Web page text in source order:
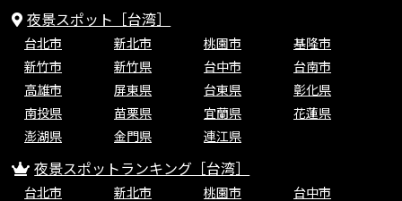
夜景スポット［台湾］
台北市 新北市 桃園市
基隆市
新竹市
新竹県 台中市
台南市
高雄市
屏東県 台東県
彰化県
南投県
苗栗県 宜蘭県
花蓮県
澎湖県
金門県 連江県
夜景スポットランキング［台湾］
台北市 新北市 桃園市
台中市